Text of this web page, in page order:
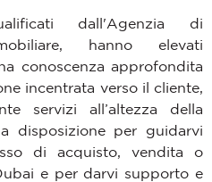
dall'Agenzia di
hanno elevati
conoscenza approfondita
incentrata verso il cliente,
servizi all’altezza della
disposizione per guidarvi
di acquisto, vendita o
e per darvi supporto e